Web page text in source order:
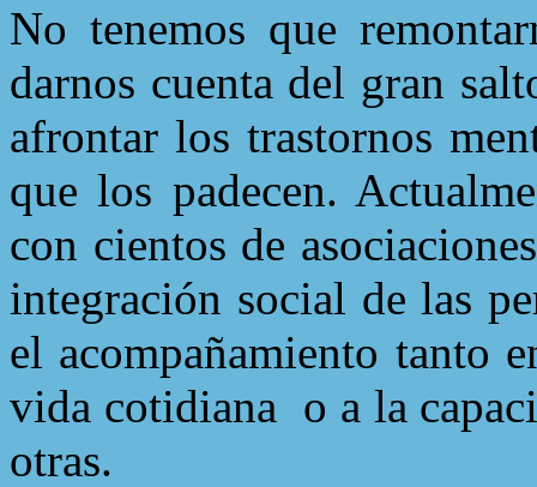
No tenemos que
darnos cuenta del gran
afrontar los trastornos
que los padecen.
con cientos de
integración social de las
el acompañamiento tanto
vida cotidiana o a la
otras.